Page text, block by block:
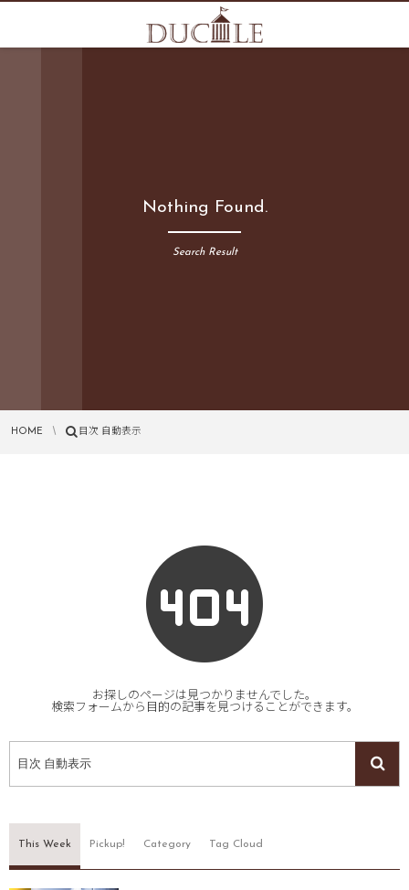
Nothing Found.
Search Result
HOME 目次 自動表示
お探しのページは見つかりませんでした。
検索フォームから目的の記事を見つけることができます。
This Week Pickup! Category Tag Cloud